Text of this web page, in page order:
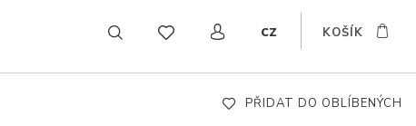
cz
EN DE SK
KOŠÍK
PŘIDAT DO OBLÍBENÝCH